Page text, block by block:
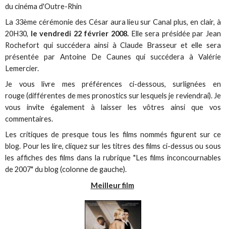
du cinéma d'Outre-Rhin
La 33ème cérémonie des César aura lieu sur Canal plus, en clair, à
20H30, le vendredi 22 février 2008. Elle sera présidée par Jean
Rochefort qui succédera ainsi à Claude Brasseur et elle sera
présentée par Antoine De Caunes qui succédera à Valérie
Lemercier.
Je vous livre mes préférences ci-dessous, surlignées en
rouge (différentes de mes pronostics sur lesquels je reviendrai). Je
vous invite également à laisser les vôtres ainsi que vos
commentaires.
Les critiques de presque tous les films nommés figurent sur ce
blog. Pour les lire, cliquez sur les titres des films ci-dessus ou sous
les affiches des films dans la rubrique "Les films inconcournables
de 2007" du blog (colonne de gauche).
Meilleur film